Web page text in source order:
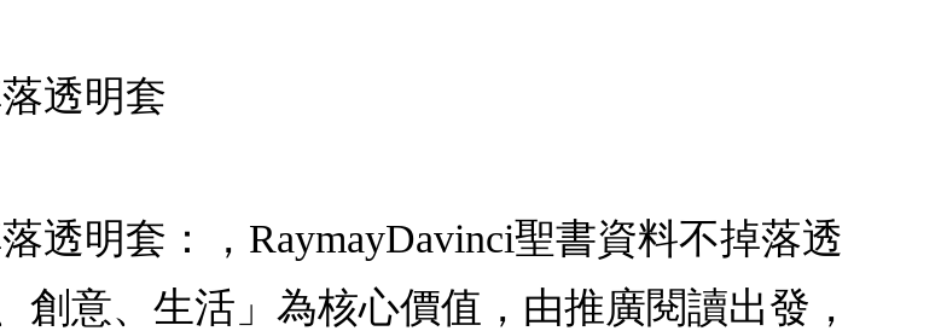
透明套
透明套：，RaymayDavinci聖書資料不掉落透
創意、生活」為核心價值，由推廣閱讀出發，